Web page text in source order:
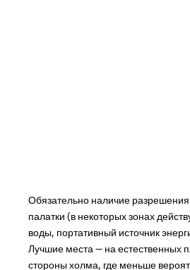
Обязательно наличие разрешения
палатки (в некоторых зонах
воды, портативный источник
Лучшие места — на естественных
стороны холма, где меньше